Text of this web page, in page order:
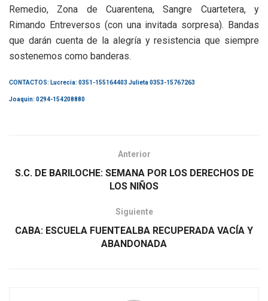
Remedio, Zona de Cuarentena, Sangre Cuartetera, y
Rimando Entreversos (con una invitada sorpresa). Bandas
que darán cuenta de la alegría y resistencia que siempre
sostenemos como banderas.
CONTACTOS: Lucrecia: 0351-155164403 Julieta 0353-15767263
Joaquin: 0294-154208880
Anterior
S.C. DE BARILOCHE: SEMANA POR LOS DERECHOS DE
LOS NIÑOS
Siguiente
CABA: ESCUELA FUENTEALBA RECUPERADA VACÍA Y
ABANDONADA